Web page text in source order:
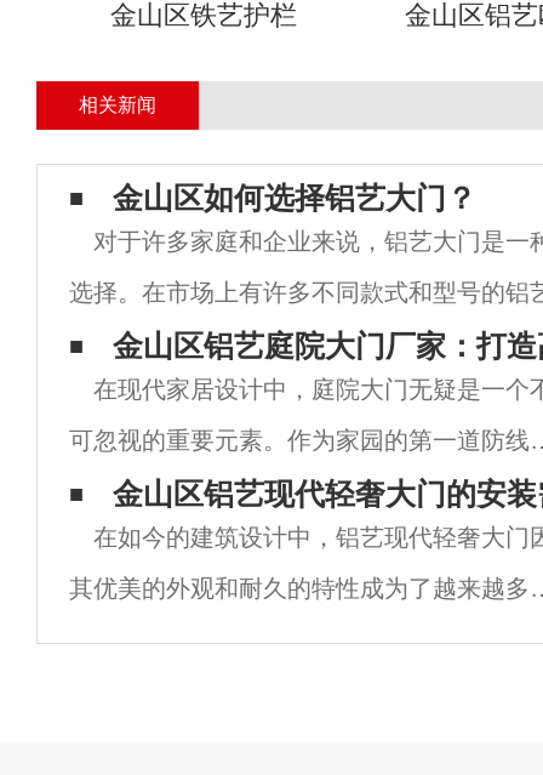
金山区铁艺护栏 金山区铝
相关新闻
金山区如何选择铝艺大门？
对于许多家庭和企业来说，铝艺大门是一
选择。在市场上有许多不同款式和型号的铝
择，这可能使选择变得困难。为了帮助您做
本文将介绍一些关键因素，以支持您选择最
金山区铝艺庭院大门厂家：打
在现代家居设计中，庭院大门无疑是一个
可忽视的重要元素。作为家园的第一道防线
庭院大门不仅关系到家庭的安全，还影响着
体的美观与氛围。尤其是在经济发达、人口
密的城市如金山区，铝艺庭院大门凭借其独
的材
金山区铝艺现代轻奢大门的安
在如今的建筑设计中，铝艺现代轻奢大门
其优美的外观和耐久的特性成为了越来越多
的选择。作为一个复杂的装饰门类，安装铝